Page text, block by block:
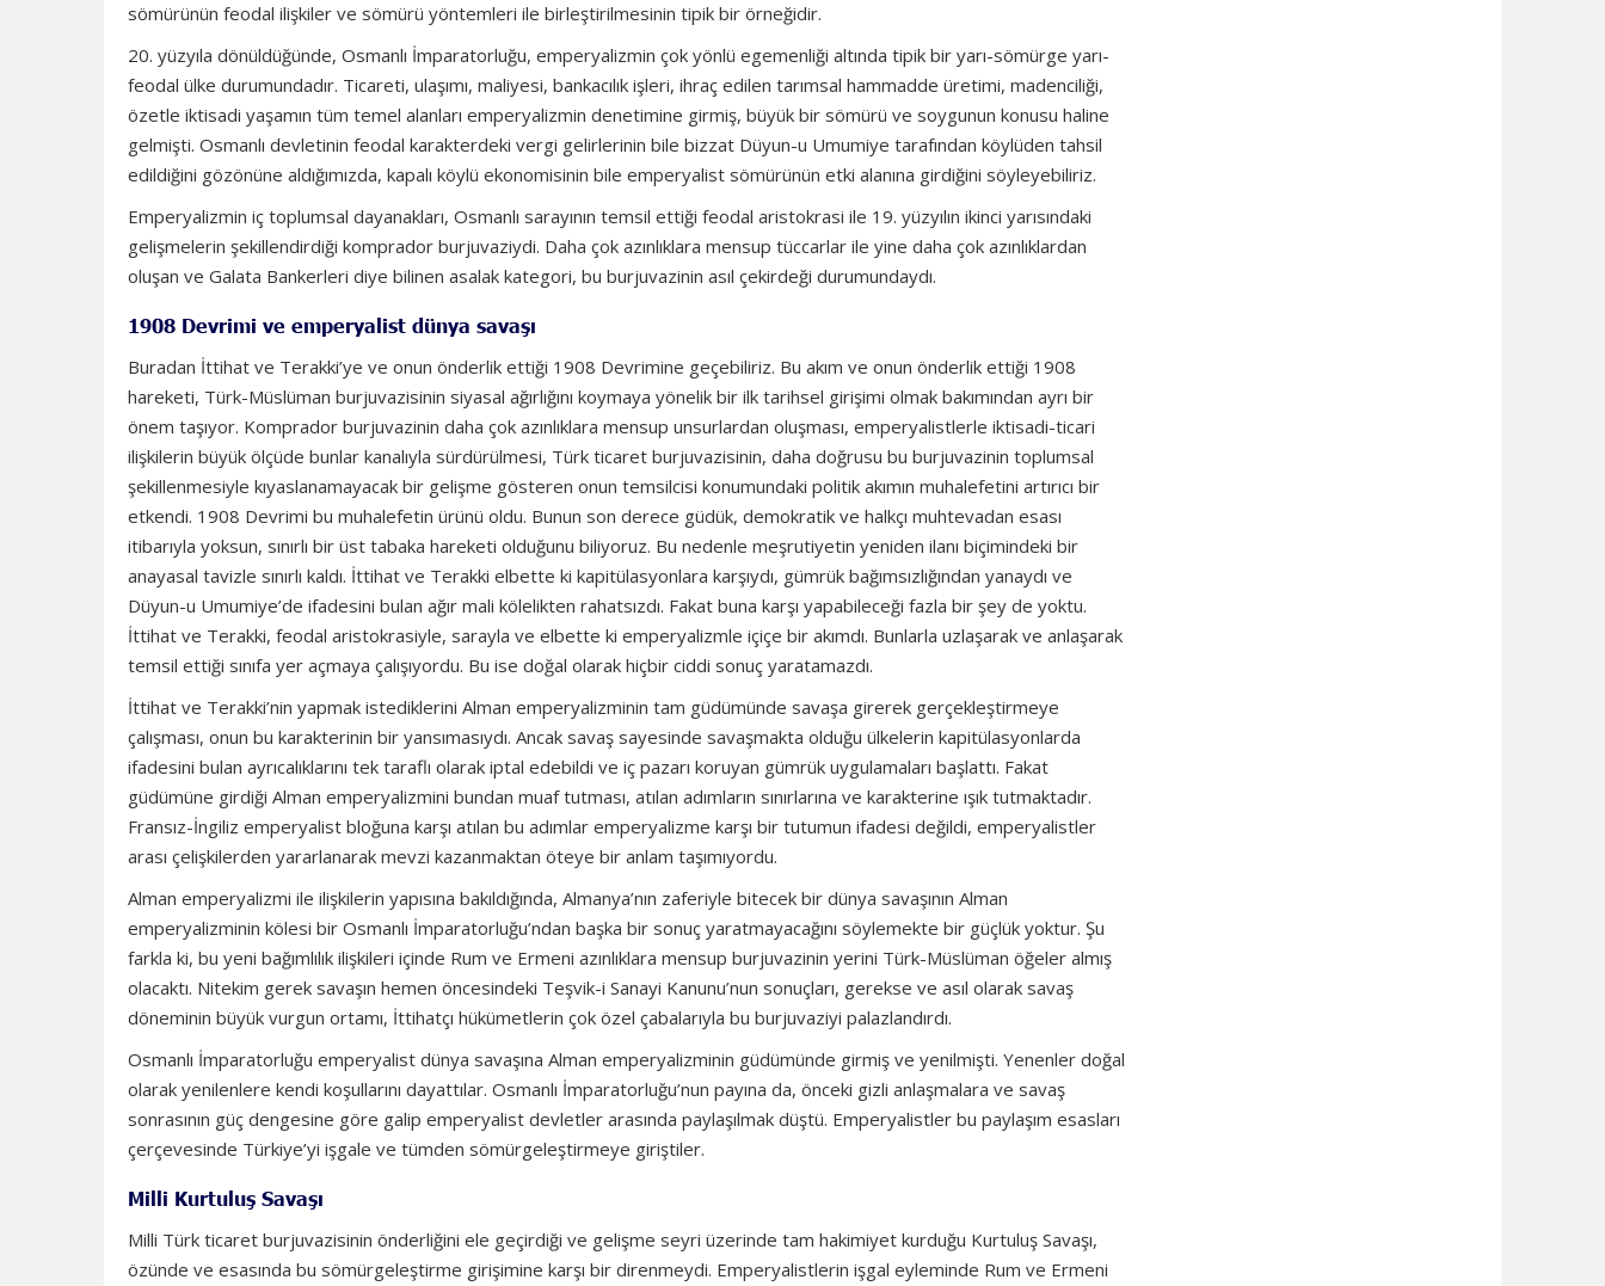
sömürünün feodal ilişkiler ve sömürü yöntemleri ile birleştirilmesinin tipik bir örneğidir.
20. yüzyıla dönüldüğünde, Osmanlı İmparatorluğu, emperyalizmin çok yönlü egemenliği altında tipik bir yarı-sömürge yarı-
feodal ülke durumundadır. Ticareti, ulaşımı, maliyesi, bankacılık işleri, ihraç edilen tarımsal hammadde üretimi, madenciliği,
özetle iktisadi yaşamın tüm temel alanları emperyalizmin denetimine girmiş, büyük bir sömürü ve soygunun konusu haline
gelmişti. Osmanlı devletinin feodal karakterdeki vergi gelirlerinin bile bizzat Düyun-u Umumiye tarafından köylüden tahsil
edildiğini gözönüne aldığımızda, kapalı köylü ekonomisinin bile emperyalist sömürünün etki alanına girdiğini söyleyebiliriz.
Emperyalizmin iç toplumsal dayanakları, Osmanlı sarayının temsil ettiği feodal aristokrasi ile 19. yüzyılın ikinci yarısındaki
gelişmelerin şekillendirdiği komprador burjuvaziydi. Daha çok azınlıklara mensup tüccarlar ile yine daha çok azınlıklardan
oluşan ve Galata Bankerleri diye bilinen asalak kategori, bu burjuvazinin asıl çekirdeği durumundaydı.
1908 Devrimi ve emperyalist dünya savaşı
Buradan İttihat ve Terakki’ye ve onun önderlik ettiği 1908 Devrimine geçebiliriz. Bu akım ve onun önderlik ettiği 1908
hareketi, Türk-Müslüman burjuvazisinin siyasal ağırlığını koymaya yönelik bir ilk tarihsel girişimi olmak bakımından ayrı bir
önem taşıyor. Komprador burjuvazinin daha çok azınlıklara mensup unsurlardan oluşması, emperyalistlerle iktisadi-ticari
ilişkilerin büyük ölçüde bunlar kanalıyla sürdürülmesi, Türk ticaret burjuvazisinin, daha doğrusu bu burjuvazinin toplumsal
şekillenmesiyle kıyaslanamayacak bir gelişme gösteren onun temsilcisi konumundaki politik akımın muhalefetini artırıcı bir
etkendi. 1908 Devrimi bu muhalefetin ürünü oldu. Bunun son derece güdük, demokratik ve halkçı muhtevadan esası
itibarıyla yoksun, sınırlı bir üst tabaka hareketi olduğunu biliyoruz. Bu nedenle meşrutiyetin yeniden ilanı biçimindeki bir
anayasal tavizle sınırlı kaldı. İttihat ve Terakki elbette ki kapitülasyonlara karşıydı, gümrük bağımsızlığından yanaydı ve
Düyun-u Umumiye’de ifadesini bulan ağır mali kölelikten rahatsızdı. Fakat buna karşı yapabileceği fazla bir şey de yoktu.
İttihat ve Terakki, feodal aristokrasiyle, sarayla ve elbette ki emperyalizmle içiçe bir akımdı. Bunlarla uzlaşarak ve anlaşarak
temsil ettiği sınıfa yer açmaya çalışıyordu. Bu ise doğal olarak hiçbir ciddi sonuç yaratamazdı.
İttihat ve Terakki’nin yapmak istediklerini Alman emperyalizminin tam güdümünde savaşa girerek gerçekleştirmeye
çalışması, onun bu karakterinin bir yansımasıydı. Ancak savaş sayesinde savaşmakta olduğu ülkelerin kapitülasyonlarda
ifadesini bulan ayrıcalıklarını tek taraflı olarak iptal edebildi ve iç pazarı koruyan gümrük uygulamaları başlattı. Fakat
güdümüne girdiği Alman emperyalizmini bundan muaf tutması, atılan adımların sınırlarına ve karakterine ışık tutmaktadır.
Fransız-İngiliz emperyalist bloğuna karşı atılan bu adımlar emperyalizme karşı bir tutumun ifadesi değildi, emperyalistler
arası çelişkilerden yararlanarak mevzi kazanmaktan öteye bir anlam taşımıyordu.
Alman emperyalizmi ile ilişkilerin yapısına bakıldığında, Almanya’nın zaferiyle bitecek bir dünya savaşının Alman
emperyalizminin kölesi bir Osmanlı İmparatorluğu’ndan başka bir sonuç yaratmayacağını söylemekte bir güçlük yoktur. Şu
farkla ki, bu yeni bağımlılık ilişkileri içinde Rum ve Ermeni azınlıklara mensup burjuvazinin yerini Türk-Müslüman öğeler almış
olacaktı. Nitekim gerek savaşın hemen öncesindeki Teşvik-i Sanayi Kanunu’nun sonuçları, gerekse ve asıl olarak savaş
döneminin büyük vurgun ortamı, İttihatçı hükümetlerin çok özel çabalarıyla bu burjuvaziyi palazlandırdı.
Osmanlı İmparatorluğu emperyalist dünya savaşına Alman emperyalizminin güdümünde girmiş ve yenilmişti. Yenenler doğal
olarak yenilenlere kendi koşullarını dayattılar. Osmanlı İmparatorluğu’nun payına da, önceki gizli anlaşmalara ve savaş
sonrasının güç dengesine göre galip emperyalist devletler arasında paylaşılmak düştü. Emperyalistler bu paylaşım esasları
çerçevesinde Türkiye’yi işgale ve tümden sömürgeleştirmeye giriştiler.
Milli Kurtuluş Savaşı
Milli Türk ticaret burjuvazisinin önderliğini ele geçirdiği ve gelişme seyri üzerinde tam hakimiyet kurduğu Kurtuluş Savaşı,
özünde ve esasında bu sömürgeleştirme girişimine karşı bir direnmeydi. Emperyalistlerin işgal eyleminde Rum ve Ermeni